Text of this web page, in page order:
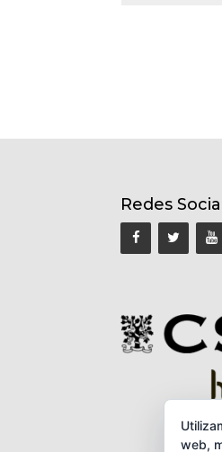
Redes
web,